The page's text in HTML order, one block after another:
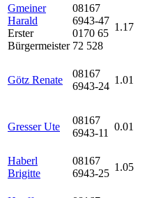
Gmeiner
Harald
Erster
Bürgermeister
08167
6943-47
0170 65
72 528
1.17
Götz Renate
08167
6943-24
1.01
Gresser Ute
08167
6943-11
0.01
Haberl
Brigitte
08167
6943-25
1.05